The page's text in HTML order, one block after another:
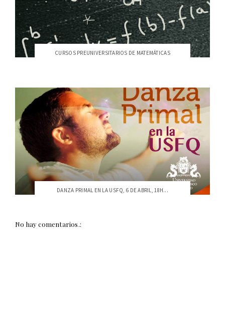
CURSOS PREUNIVERSITARIOS DE MATEMÁTICAS
DANZA PRIMAL EN LA USFQ, 6 DE ABRIL, 18H...
No hay comentarios.: